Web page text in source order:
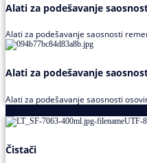
Alati za podešavanje
Alati za podešavanje saosnosti
Alati za podešavanje
Alati za podešavanje saosnosti
Čistači